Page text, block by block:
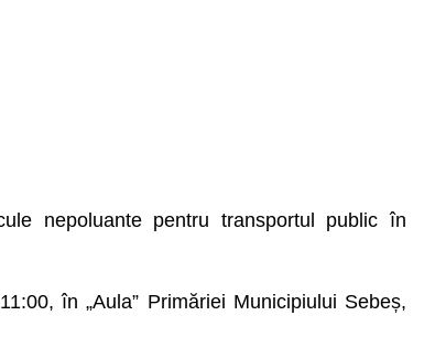
nepoluante pentru transportul public în
în „Aula” Primăriei Municipiului Sebeș,